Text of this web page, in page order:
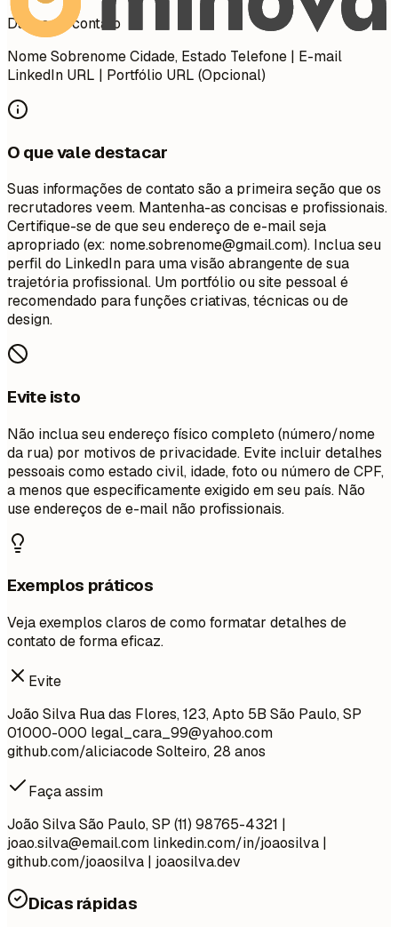
Dados de contato
Nome Sobrenome Cidade, Estado Telefone | E-mail
LinkedIn URL | Portfólio URL (Opcional)
O que vale destacar
Suas informações de contato são a primeira seção que os
recrutadores veem. Mantenha-as concisas e profissionais.
Certifique-se de que seu endereço de e-mail seja
apropriado (ex: nome.sobrenome@gmail.com). Inclua seu
perfil do LinkedIn para uma visão abrangente de sua
trajetória profissional. Um portfólio ou site pessoal é
recomendado para funções criativas, técnicas ou de
design.
Evite isto
Não inclua seu endereço físico completo (número/nome
da rua) por motivos de privacidade. Evite incluir detalhes
pessoais como estado civil, idade, foto ou número de CPF,
a menos que especificamente exigido em seu país. Não
use endereços de e-mail não profissionais.
Exemplos práticos
Veja exemplos claros de como formatar detalhes de
contato de forma eficaz.
Evite
João Silva Rua das Flores, 123, Apto 5B São Paulo, SP
01000-000 legal_cara_99@yahoo.com
github.com/aliciacode Solteiro, 28 anos
Faça assim
João Silva São Paulo, SP (11) 98765-4321 |
joao.silva@email.com linkedin.com/in/joaosilva |
github.com/joaosilva | joaosilva.dev
Dicas rápidas